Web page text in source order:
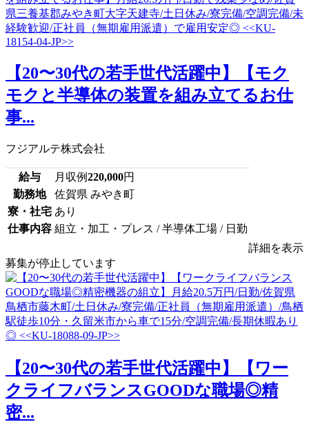
【20〜30代の若手世代活躍中】【モク
モクと半導体の装置を組み立てるお仕
事...
フジアルテ株式会社
給与 月収例220,000円
勤務地
佐賀県 みやき町
寮・社宅 あり
仕事内容 組立・加工・プレス / 半導体工場 / 日勤
詳細を表示
募集が停止しています
【20〜30代の若手世代活躍中】【ワー
クライフバランスGOODな職場◎精
密...